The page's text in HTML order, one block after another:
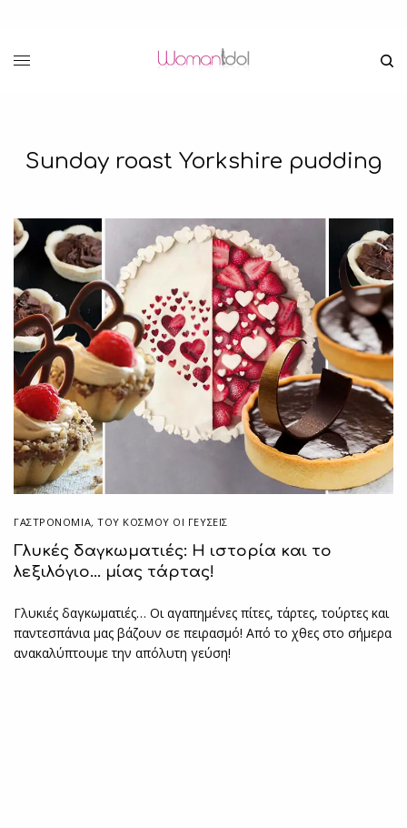
Sunday roast Yorkshire pudding
ΓΑΣΤΡΟΝΟΜΙΑ,ΤΟΥ ΚΌΣΜΟΥ ΟΙ ΓΕΎΣΕΙΣ
Γλυκές δαγκωματιές: Η ιστορία και το
λεξιλόγιο… μίας τάρτας!
Γλυκιές δαγκωματιές… Οι αγαπημένες πίτες, τάρτες, τούρτες και
παντεσπάνια μας βάζουν σε πειρασμό! Από το χθες στο σήμερα
ανακαλύπτουμε την απόλυτη γεύση!